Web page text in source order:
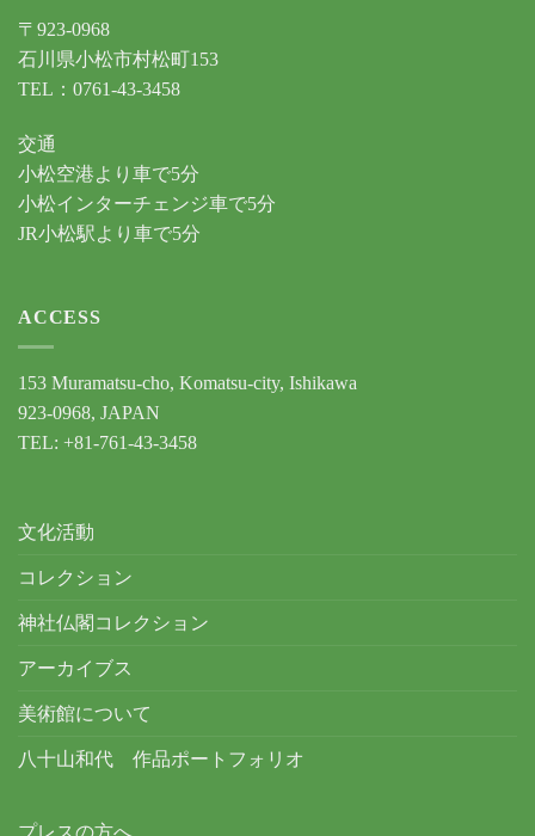
〒923-0968
石川県小松市村松町153
TEL：0761-43-3458
交通
小松空港より車で5分
小松インターチェンジ車で5分
JR小松駅より車で5分
ACCESS
153 Muramatsu-cho, Komatsu-city, Ishikawa
923-0968, JAPAN
TEL: +81-761-43-3458
文化活動
コレクション
神社仏閣コレクション
アーカイブス
美術館について
八十山和代 作品ポートフォリオ